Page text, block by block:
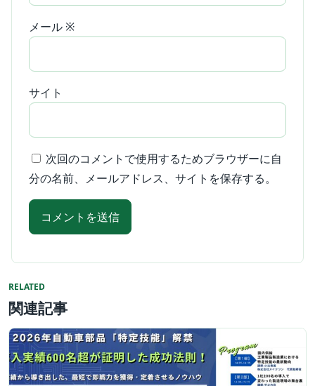
メール ※
サイト
次回のコメントで使用するためブラウザーに自
分の名前、メールアドレス、サイトを保存する。
RELATED
関連記事